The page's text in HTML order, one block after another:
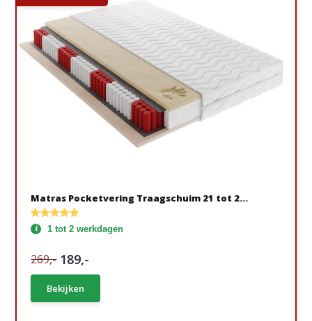
Matras Pocketvering Traagschuim 21 tot 2...
1 tot 2 werkdagen
269,- 189,-
Bekijken